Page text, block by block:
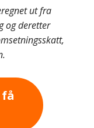
ut fra
og deretter